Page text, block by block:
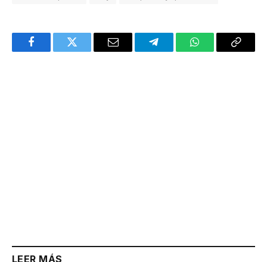
FacebookTwitter Email TelegramWhatsAppCopy
LEER MÁS